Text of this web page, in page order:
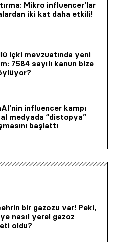
Mikro influencer’lar
iki kat daha etkili!
içki mevzuatında yeni
7584 sayılı kanun bize
influencer kampı
medyada “distopya”
başlattı
bir gazozu var! Peki,
nasıl yerel gazoz
oldu?